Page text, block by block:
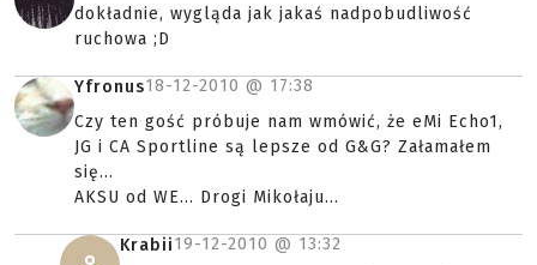
dokładnie, wygląda jak jakaś nadpobudliwość
ruchowa ;D
Yfronus18-12-2010 @ 17:38
Czy ten gość próbuje nam wmówić, że eMi Echo1,
JG i CA Sportline są lepsze od G&G? Załamałem
się...
AKSU od WE... Drogi Mikołaju...
Krabii19-12-2010 @ 13:32